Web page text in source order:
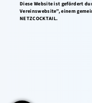
Diese Website ist gefördert
Vereinswebsite”, einem
NETZCOCKTAIL.